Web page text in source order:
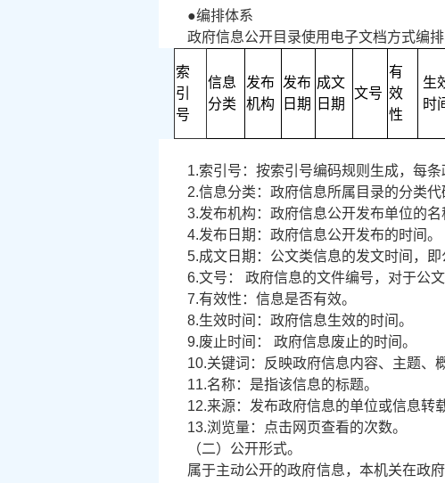
●编排体系
政府信息公开目录使用电子文档方式编
索
引
号
信息
分类
发布
机构
发布
日期
成文
日期
文号
有
效
性
生
时
1.索引号：按索引号编码规则生成，每条
2.信息分类：政府信息所属目录的分类代
3.发布机构：政府信息公开发布单位的名
4.发布日期：政府信息公开发布的时间。
5.成文日期：公文类信息的发文时间，即
6.文号： 政府信息的文件编号，对于公
7.有效性：信息是否有效。
8.生效时间：政府信息生效的时间。
9.废止时间： 政府信息废止的时间。
10.关键词：反映政府信息内容、主题、
11.名称：是指该信息的标题。
12.来源：发布政府信息的单位或信息转
13.浏览量：点击网页查看的次数。
（二）公开形式。
属于主动公开的政府信息，本机关在政